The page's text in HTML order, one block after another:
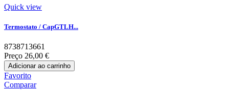
Quick view
Termostato / CapGTLH...
8738713661
Preço 26,00 €
Adicionar ao carrinho
Favorito
Comparar